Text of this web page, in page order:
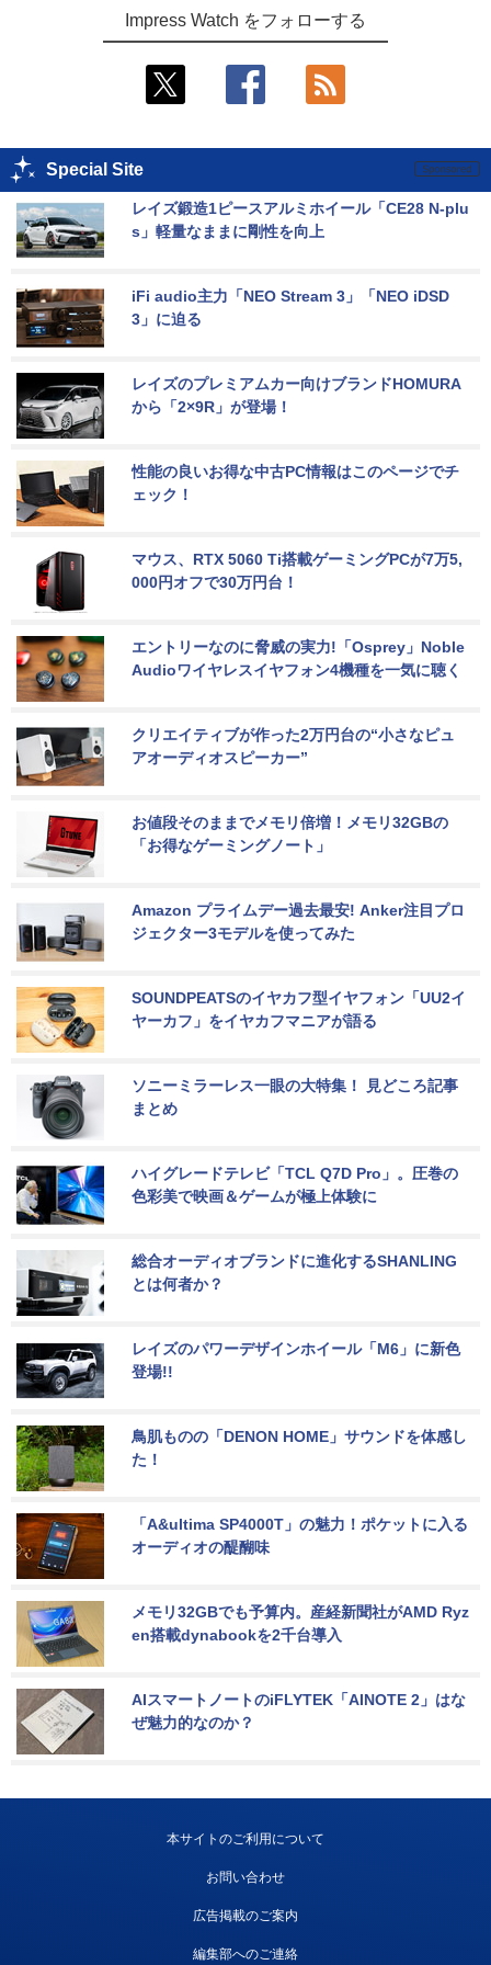
Impress Watch をフォローする
Special Site
レイズ鍛造1ピースアルミホイール「CE28 N-plu
s」軽量なままに剛性を向上
iFi audio主力「NEO Stream 3」「NEO iDSD
3」に迫る
レイズのプレミアムカー向けブランドHOMURA
から「2×9R」が登場！
性能の良いお得な中古PC情報はこのページでチ
ェック！
マウス、RTX 5060 Ti搭載ゲーミングPCが7万5,
000円オフで30万円台！
エントリーなのに脅威の実力!「Osprey」Noble
Audioワイヤレスイヤフォン4機種を一気に聴く
クリエイティブが作った2万円台の“小さなピュ
アオーディオスピーカー”
お値段そのままでメモリ倍増！メモリ32GBの
「お得なゲーミングノート」
Amazon プライムデー過去最安! Anker注目プロ
ジェクター3モデルを使ってみた
SOUNDPEATSのイヤカフ型イヤフォン「UU2イ
ヤーカフ」をイヤカフマニアが語る
ソニーミラーレス一眼の大特集！ 見どころ記事
まとめ
ハイグレードテレビ「TCL Q7D Pro」。圧巻の
色彩美で映画＆ゲームが極上体験に
総合オーディオブランドに進化するSHANLING
とは何者か？
レイズのパワーデザインホイール「M6」に新色
登場!!
鳥肌ものの「DENON HOME」サウンドを体感し
た！
「A&ultima SP4000T」の魅力！ポケットに入る
オーディオの醍醐味
メモリ32GBでも予算内。産経新聞社がAMD Ryz
en搭載dynabookを2千台導入
AIスマートノートのiFLYTEK「AINOTE 2」はな
ぜ魅力的なのか？
本サイトのご利用について
お問い合わせ
広告掲載のご案内
編集部へのご連絡